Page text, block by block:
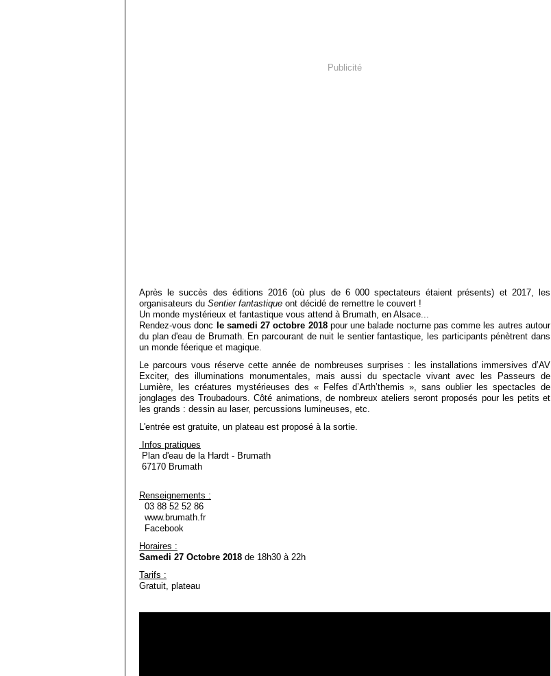
Publicité
Après le succès des éditions 2016 (où plus de 6 000 spectateurs étaient présents) et 2017, les
organisateurs du Sentier fantastique ont décidé de remettre le couvert !
Un monde mystérieux et fantastique vous attend à Brumath, en Alsace...
Rendez-vous donc
le samedi 27 octobre 2018pour une balade nocturne pas comme les autres autour
du plan d'eau de Brumath. En parcourant de nuit le sentier fantastique, les participants pénètrent dans
un monde féerique et magique.
Le parcours vous réserve cette année de nombreuses surprises : les installations immersives d’AV
Exciter, des illuminations monumentales, mais aussi du spectacle vivant avec les Passeurs de
Lumière, les créatures mystérieuses des « Felfes d’Arth’themis », sans oublier les spectacles de
jonglages des Troubadours. Côté animations, de nombreux ateliers seront proposés pour les petits et
les grands : dessin au laser, percussions lumineuses, etc.
L'entrée est gratuite, un plateau est proposé à la sortie.
Infos pratiques
Plan d'eau de la Hardt - Brumath
67170 Brumath
Renseignements :
03 88 52 52 86
www.brumath.fr
Facebook
Horaires :
Samedi 27 Octobre 2018 de 18h30 à 22h
Tarifs :
Gratuit, plateau